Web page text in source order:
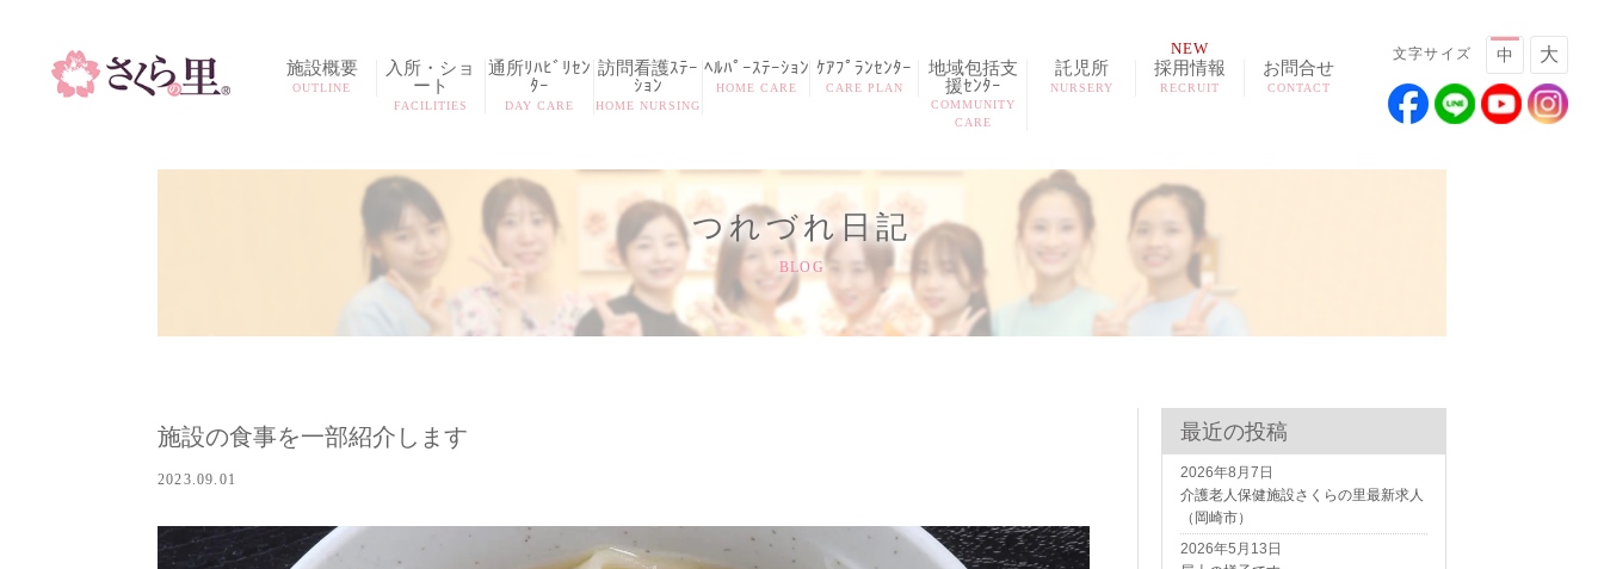
文字サイズ 中 大
施設概要
OUTLINE
入所・ショ
ート
FACILITIES
通所ﾘﾊﾋﾞﾘｾﾝ
ﾀｰ
DAY CARE
訪問看護ｽﾃｰ
ｼｮﾝ
HOME NURSING
ﾍﾙﾊﾟｰｽﾃｰｼｮﾝ
HOME CARE
ｹｱﾌﾟﾗﾝｾﾝﾀｰ
CARE PLAN
地域包括支
援ｾﾝﾀｰ
COMMUNITY
CARE
託児所
NURSERY
採用情報
RECRUIT
NEW
お問合せ
CONTACT
つれづれ日記
BLOG
施設の食事を一部紹介します
2023.09.01
最近の投稿
介護老人保健施設さくらの里最新求人
（岡崎市）
2026年8月7日
2026年5月13日